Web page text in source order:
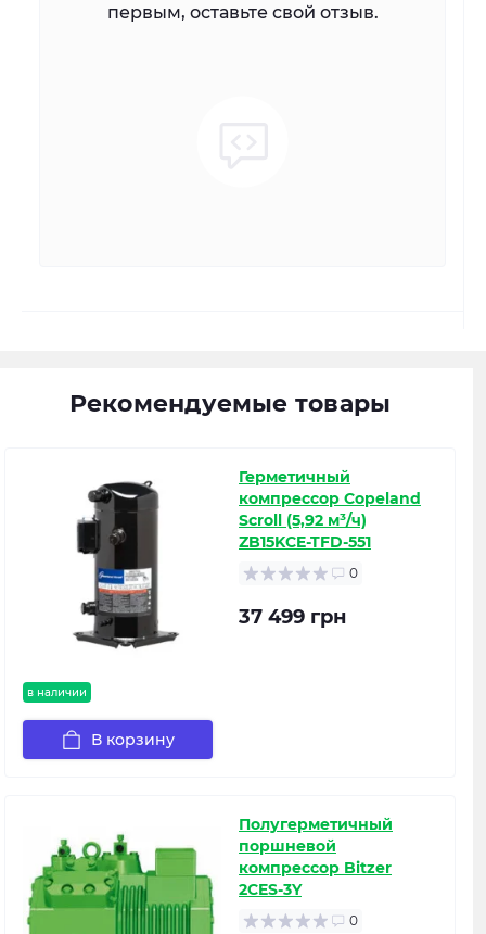
первым, оставьте свой отзыв.
Рекомендуемые товары
в наличии
Герметичный
компрессор Copeland
Scroll (5,92 м³/ч)
ZB15KCE-TFD-551
0
37 499 грн
В корзину
Полугерметичный
поршневой
компрессор Bitzer
2CES-3Y
0